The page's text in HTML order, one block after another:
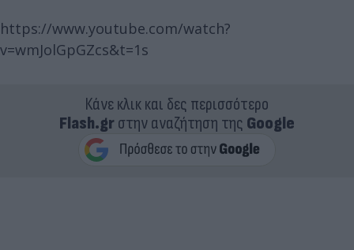
https://www.youtube.com/watch?
v=wmJolGpGZcs&t=1s
Κάνε κλικ και δες περισσότερο
Flash.grστην αναζήτηση της Google